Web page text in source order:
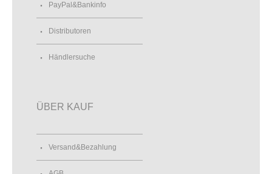
PayPal&Bankinfo
Distributoren
Händlersuche
ÜBER KAUF
Versand&Bezahlung